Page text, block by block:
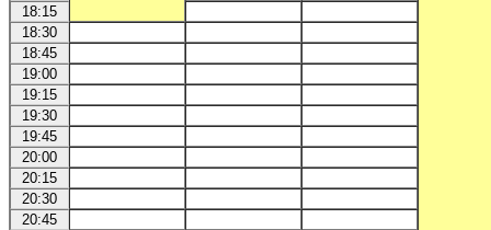
18:15
18:30
18:45
19:00
19:15
19:30
19:45
20:00
20:15
20:30
20:45